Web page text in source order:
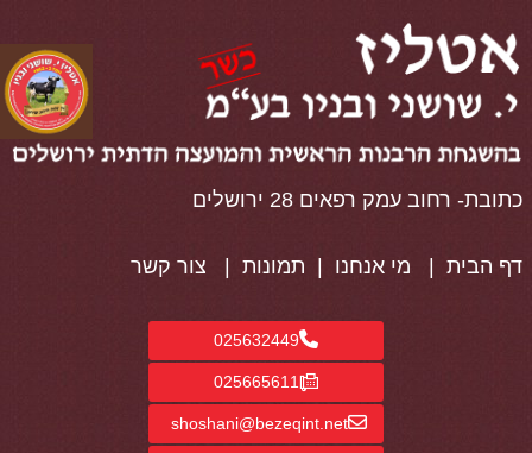
כתובת- רחוב עמק רפאים 28 ירושלים
דף הבית מי אנחנו תמונות צור קשר
025632449
025665611
shoshani@bezeqint.net